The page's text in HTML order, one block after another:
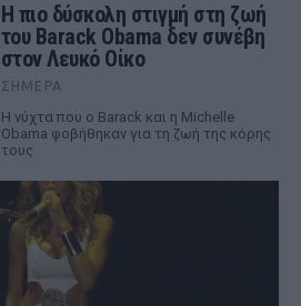
Η πιο δύσκολη στιγμή στη ζωή
του Barack Obama δεν συνέβη
στον Λευκό Οίκο
ΣΉΜΕΡΑ
Η νύχτα που ο Barack και η Michelle
Obama φοβήθηκαν για τη ζωή της κόρης
τους